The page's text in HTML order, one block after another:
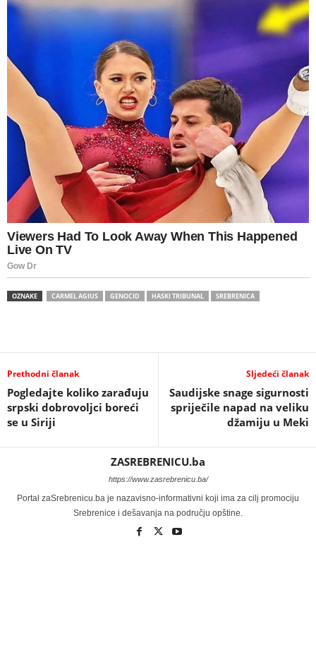
OZNAKE CARMEL AGIUS GENOCID HASKI TRIBUNAL SREBRENICA
Prethodni članak
Pogledajte koliko zarađuju
srpski dobrovoljci boreći
se u Siriji
Sljedeći članak
Saudijske snage sigurnosti
spriječile napad na veliku
džamiju u Meki
ZASREBRENICU.ba
https://www.zasrebrenicu.ba/
Portal zaSrebrenicu.ba je nazavisno-informativni koji ima za cilj promociju
Srebrenice i dešavanja na području opštine.